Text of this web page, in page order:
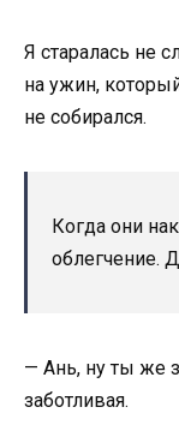
Я старалась не
на ужин,
не собирался.
Когда они
облегчение.
— Ань, ну ты же
заботливая.